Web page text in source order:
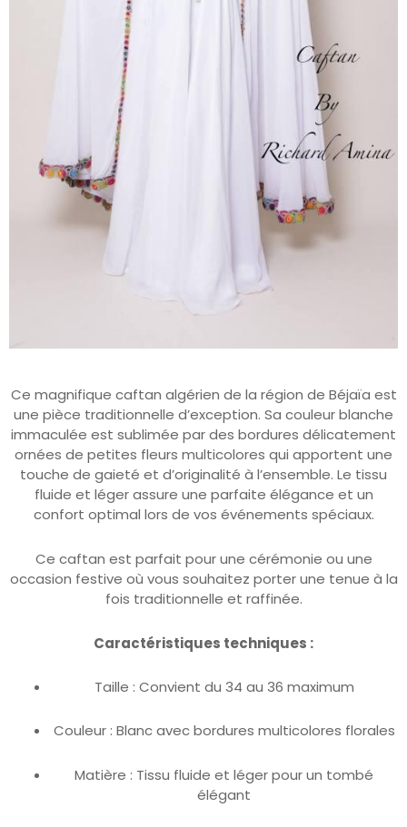
Ce magnifique caftan algérien de la région de Béjaïa est
une pièce traditionnelle d’exception. Sa couleur blanche
immaculée est sublimée par des bordures délicatement
ornées de petites fleurs multicolores qui apportent une
touche de gaieté et d’originalité à l’ensemble. Le tissu
fluide et léger assure une parfaite élégance et un
confort optimal lors de vos événements spéciaux.
Ce caftan est parfait pour une cérémonie ou une
occasion festive où vous souhaitez porter une tenue à la
fois traditionnelle et raffinée.
Caractéristiques techniques :
Taille : Convient du 34 au 36 maximum
Couleur : Blanc avec bordures multicolores florales
Matière : Tissu fluide et léger pour un tombé
élégant